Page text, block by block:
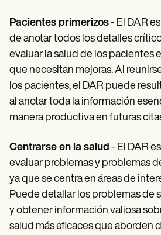
Pacientes primerizos- El DAR
de anotar todos los detalles
evaluar la salud de los pacientes
que necesitan mejoras. Al
los pacientes, el DAR puede
al anotar toda la información
manera productiva en futuras
Centrarse en la salud - El DAR
evaluar problemas y problemas
ya que se centra en áreas de
Puede detallar los problemas de
y obtener información valiosa
salud más eficaces que aborden